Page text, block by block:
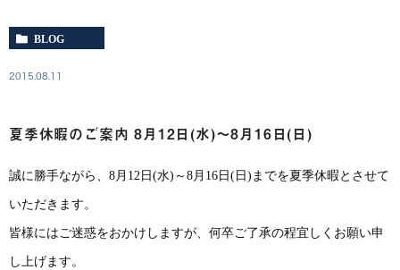
BLOG
2015.08.11
夏季休暇のご案内 8月12日(水)～8月16日(日)
誠に勝手ながら、8月12日(水)～8月16日(日)までを夏季休暇とさせて
いただきます。
皆様にはご迷惑をおかけしますが、何卒ご了承の程宜しくお願い申
し上げます。